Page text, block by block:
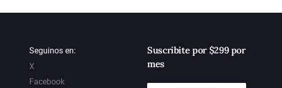
Seguinos en:
X
Facebook
Suscribite por $299 por
mes